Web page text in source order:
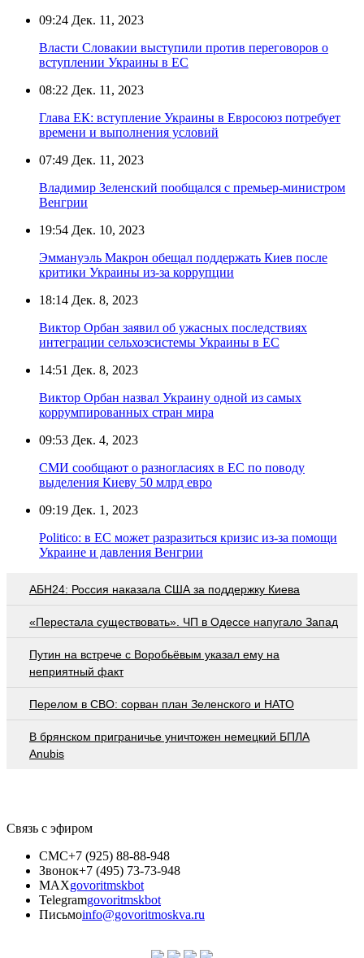
09:24 Дек. 11, 2023
Власти Словакии выступили против переговоров о
вступлении Украины в ЕС
08:22 Дек. 11, 2023
Глава ЕК: вступление Украины в Евросоюз потребует
времени и выполнения условий
07:49 Дек. 11, 2023
Владимир Зеленский пообщался с премьер-министром
Венгрии
19:54 Дек. 10, 2023
Эммануэль Макрон обещал поддержать Киев после
критики Украины из-за коррупции
18:14 Дек. 8, 2023
Виктор Орбан заявил об ужасных последствиях
интеграции сельхозсистемы Украины в ЕС
14:51 Дек. 8, 2023
Виктор Орбан назвал Украину одной из самых
коррумпированных стран мира
09:53 Дек. 4, 2023
СМИ сообщают о разногласиях в ЕС по поводу
выделения Киеву 50 млрд евро
09:19 Дек. 1, 2023
Politico: в ЕС может разразиться кризис из-за помощи
Украине и давления Венгрии
АБН24: Россия наказала США за поддержку Киева
«Перестала существовать». ЧП в Одессе напугало Запад
Путин на встрече с Воробьёвым указал ему на
неприятный факт
Перелом в СВО: сорван план Зеленского и НАТО
В брянском приграничье уничтожен немецкий БПЛА
Anubis
Связь с эфиром
СМС+7 (925) 88-88-948
Звонок+7 (495) 73-73-948
MAXgovoritmskbot
Telegramgovoritmskbot
Письмоinfo@govoritmoskva.ru